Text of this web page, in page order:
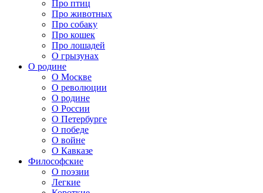
Про птиц
Про животных
Про собаку
Про кошек
Про лошадей
О грызунах
О родине
О Москве
О революции
О родине
О России
О Петербурге
О победе
О войне
О Кавказе
Философские
О поэзии
Легкие